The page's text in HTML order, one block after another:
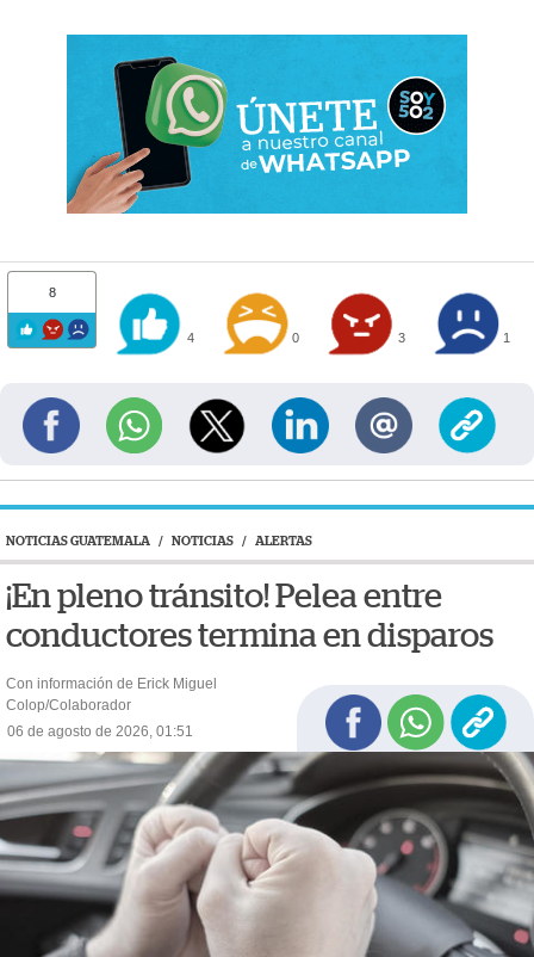
8
4 0 3 1
NOTICIAS GUATEMALA / NOTICIAS / ALERTAS
¡En pleno tránsito! Pelea entre
conductores termina en disparos
Con información de Erick Miguel
Colop/Colaborador
06 de agosto de 2026, 01:51